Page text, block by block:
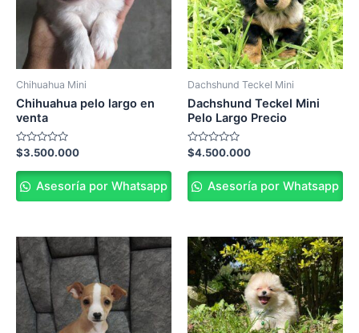
Chihuahua Mini
Chihuahua pelo largo en
venta
Valorado
en
0
de
5
$3.500.000
Asesoría por Whatsapp
Dachshund Teckel Mini
Dachshund Teckel Mini
Pelo Largo Precio
Valorado
en
0
de
5
$4.500.000
Asesoría por Whatsapp